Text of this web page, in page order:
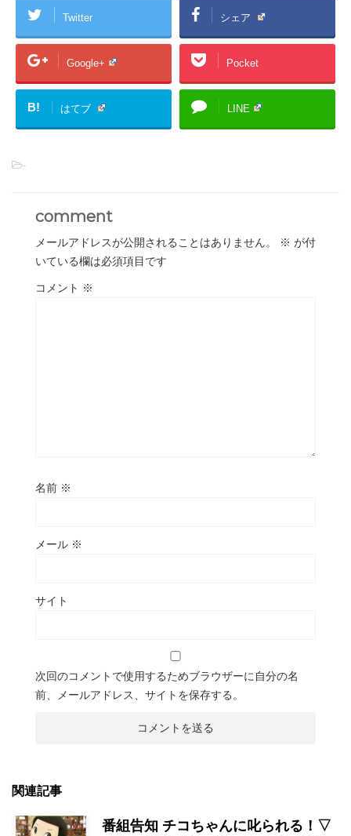
Twitter シェア
Google+ Pocket
B! はてブ LINE
-
comment
メールアドレスが公開されることはありません。 ※ が付
いている欄は必須項目です
コメント ※
名前 ※
メール ※
サイト
次回のコメントで使用するためブラウザーに自分の名
前、メールアドレス、サイトを保存する。
関連記事
番組告知 チコちゃんに叱られる！▽